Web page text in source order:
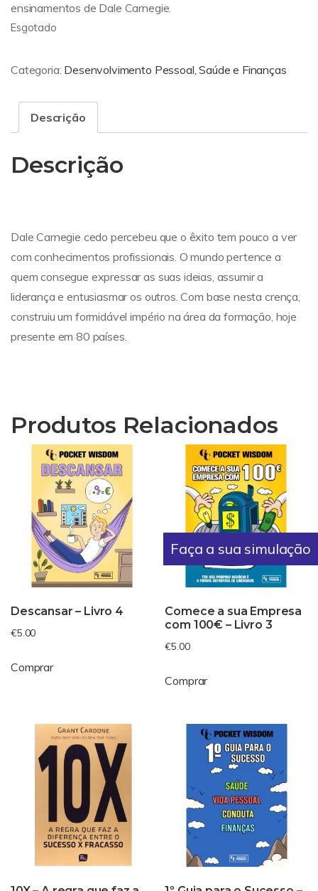
Faça a sua simulação
ensinamentos de Dale Carnegie.
Esgotado
Categoria: Desenvolvimento Pessoal, Saúde e Finanças
Descrição
Descrição
Dale Carnegie cedo percebeu que o êxito tem pouco a ver
com conhecimentos profissionais. O mundo pertence a
quem consegue expressar as suas ideias, assumir a
liderança e entusiasmar os outros. Com base nesta crença,
construiu um formidável império na área da formação, hoje
presente em 80 países.
Produtos Relacionados
Descansar – Livro 4
€5.00
Comprar
Comece a sua Empresa
com 100€ – Livro 3
€5.00
Comprar